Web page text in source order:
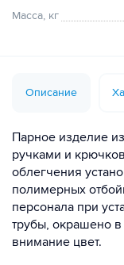
Масса, кг
Описание
Парное изделие
ручками и
облегчения
полимерных
персонала при
трубы, окрашено
внимание цвет.